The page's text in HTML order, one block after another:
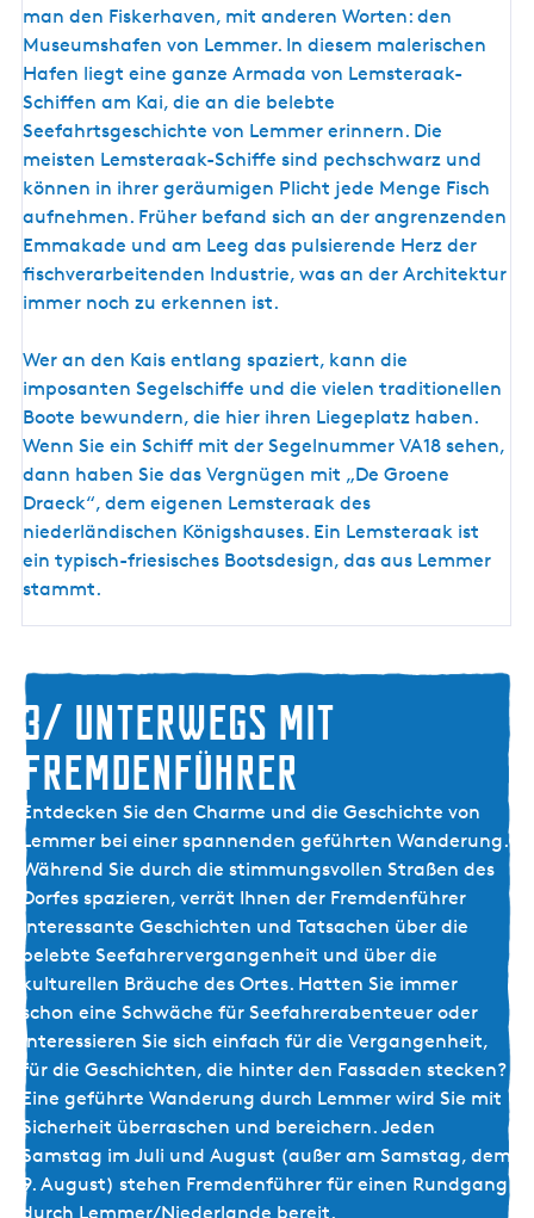
man den Fiskerhaven, mit anderen Worten: den
Museumshafen von Lemmer. In diesem malerischen
Hafen liegt eine ganze Armada von Lemsteraak-
Schiffen am Kai, die an die belebte
Seefahrtsgeschichte von Lemmer erinnern. Die
meisten Lemsteraak-Schiffe sind pechschwarz und
können in ihrer geräumigen Plicht jede Menge Fisch
aufnehmen. Früher befand sich an der angrenzenden
Emmakade und am Leeg das pulsierende Herz der
fischverarbeitenden Industrie, was an der Architektur
immer noch zu erkennen ist.
Wer an den Kais entlang spaziert, kann die
imposanten Segelschiffe und die vielen traditionellen
Boote bewundern, die hier ihren Liegeplatz haben.
Wenn Sie ein Schiff mit der Segelnummer VA18 sehen,
dann haben Sie das Vergnügen mit „De Groene
Draeck“, dem eigenen Lemsteraak des
niederländischen Königshauses. Ein Lemsteraak ist
ein typisch-friesisches Bootsdesign, das aus Lemmer
stammt.
3/ Unterwegs mit
Fremdenführer
3
/
U
n
t
e
r
w
e
g
s
m
t
F
Entdecken Sie den Charme und die Geschichte von
Lemmer bei einer spannenden geführten Wanderung.
Während Sie durch die stimmungsvollen Straßen des
Dorfes spazieren, verrät Ihnen der Fremdenführer
interessante Geschichten und Tatsachen über die
belebte Seefahrervergangenheit und über die
kulturellen Bräuche des Ortes. Hatten Sie immer
schon eine Schwäche für Seefahrerabenteuer oder
interessieren Sie sich einfach für die Vergangenheit,
für die Geschichten, die hinter den Fassaden stecken?
Eine geführte Wanderung durch Lemmer wird Sie mit
Sicherheit überraschen und bereichern. Jeden
Samstag im Juli und August (außer am Samstag, dem
9. August) stehen Fremdenführer für einen Rundgang
durch Lemmer/Niederlande bereit.